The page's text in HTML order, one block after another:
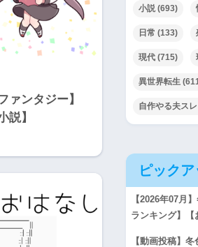
ァンタジー】
説】
小説(693)
日常 (133)
現代 (715)
異世界転生
自作やる夫スレ
ピック
【2026年07月
ランキング】【
【動画投稿】